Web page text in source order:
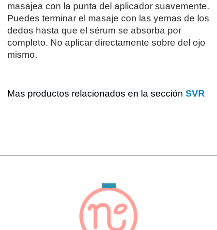
masajea con la punta del aplicador suavemente.
Puedes terminar el masaje con las yemas de los
dedos hasta que el sérum se absorba por
completo. No aplicar directamente sobre del ojo
mismo.
Mas productos relacionados en la sección SVR